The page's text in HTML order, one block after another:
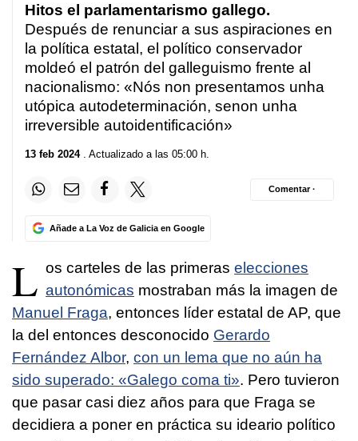
Hitos el parlamentarismo gallego.
Después de renunciar a sus aspiraciones en
la política estatal, el político conservador
moldeó el patrón del galleguismo frente al
nacionalismo: «Nós non presentamos unha
utópica autodeterminación, senon unha
irreversible autoidentificación»
13 feb 2024. Actualizado a las 05:00 h.
Añade a La Voz de Galicia en Google
Comentar ·
L os carteles de las primeras elecciones
autonómicas mostraban más la imagen de
Manuel Fraga, entonces líder estatal de AP, que
la del entonces desconocido Gerardo
Fernández Albor, con un lema que no aún ha
sido superado: «Galego coma ti». Pero tuvieron
que pasar casi diez años para que Fraga se
decidiera a poner en práctica su ideario político